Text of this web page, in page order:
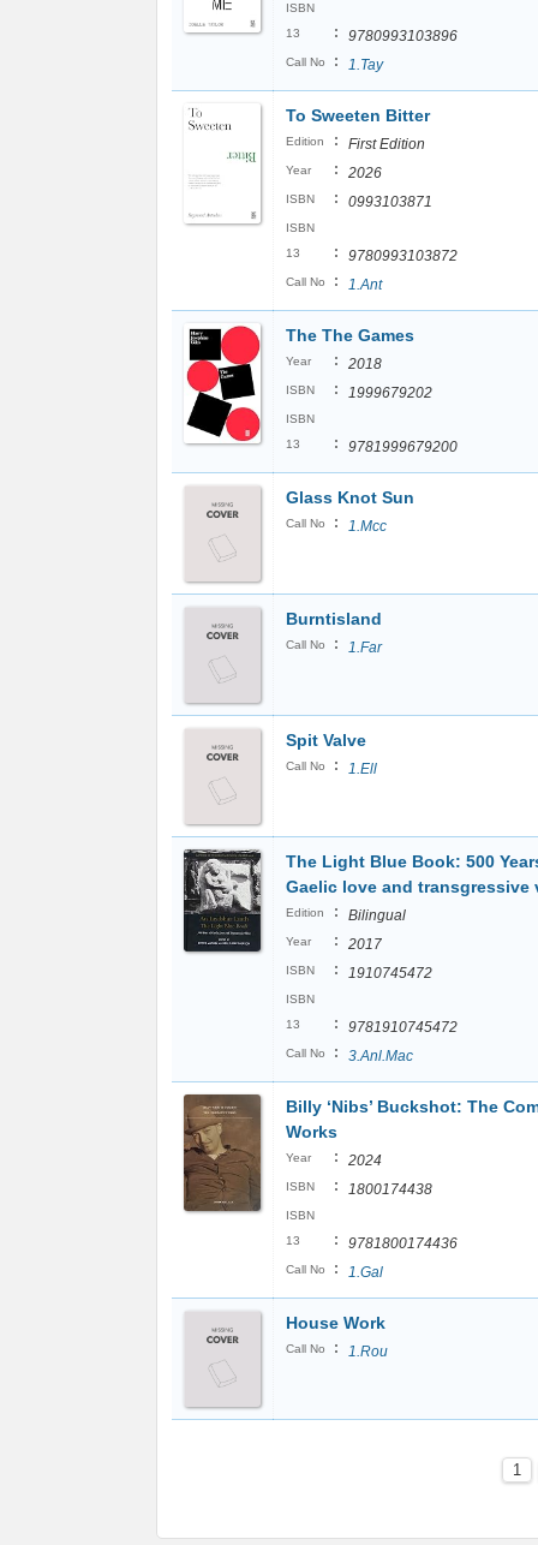
ISBN
13
: 9780993103896
Call No : 1.Tay
To Sweeten Bitter
Edition : First Edition
Year : 2026
ISBN : 0993103871
ISBN
13
: 9780993103872
Call No : 1.Ant
The The Games
Year : 2018
ISBN : 1999679202
ISBN
13
: 9781999679200
Glass Knot Sun
Call No : 1.Mcc
Burntisland
Call No : 1.Far
Spit Valve
Call No : 1.Ell
The Light Blue Book: 500
Gaelic love and transgressive
Edition : Bilingual
Year : 2017
ISBN : 1910745472
ISBN
13
: 9781910745472
Call No : 3.Anl.Mac
Billy ‘Nibs’ Buckshot: The
Works
Year : 2024
ISBN : 1800174438
ISBN
13
: 9781800174436
Call No : 1.Gal
House Work
Call No : 1.Rou
1